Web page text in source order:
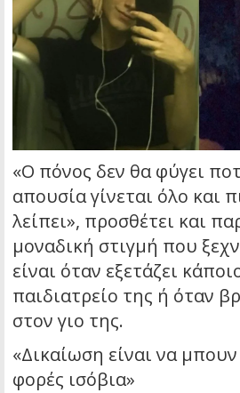
«Ο πόνος δεν θα φύγει
απουσία γίνεται όλο και
λείπει», προσθέτει και
μοναδική στιγμή που
είναι όταν εξετάζει
παιδιατρείο της ή όταν
στον γιο της.
«Δικαίωση είναι να
φορές ισόβια»